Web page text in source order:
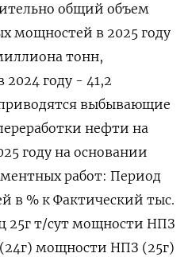
общий объем
мощностей в 2025 году
тонн,
году - 41,2
выбывающие
нефти на
году на основании
работ: Период
в % к Фактический тыс.
25г т/сут мощности НПЗ
мощности НПЗ (25г)